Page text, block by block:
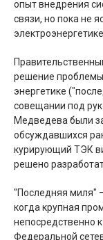
опыт внедрения
связи, но пока не
решение проблемы
энергетике
совещании под
Медведева были
обсуждавшихся
курирующий ТЭК
решено
"Последняя миля"
когда крупная
непосредственно
Федеральной